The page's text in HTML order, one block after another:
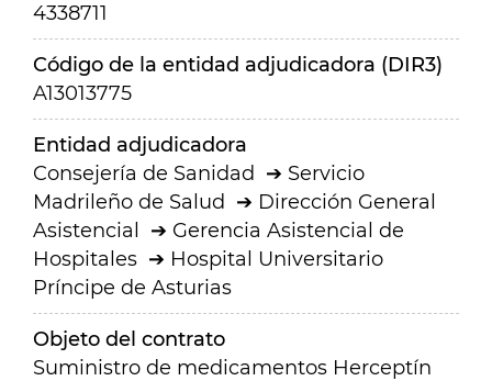
4338711
Código de la entidad adjudicadora (DIR3)
A13013775
Entidad adjudicadora
Consejería de Sanidad
Servicio
Madrileño de Salud
Dirección General
Asistencial
Gerencia Asistencial de
Hospitales
Hospital Universitario
Príncipe de Asturias
Objeto del contrato
Suministro de medicamentos Herceptín